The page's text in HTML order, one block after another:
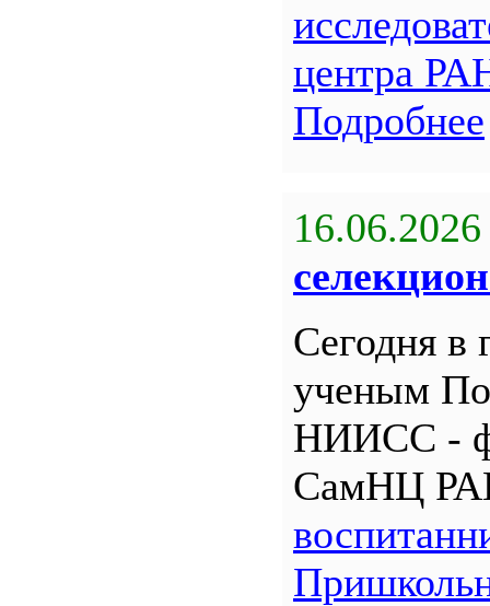
центра
Подробнее
16.06.2026
Сегодня в
ученым
НИИСС -
СамНЦ